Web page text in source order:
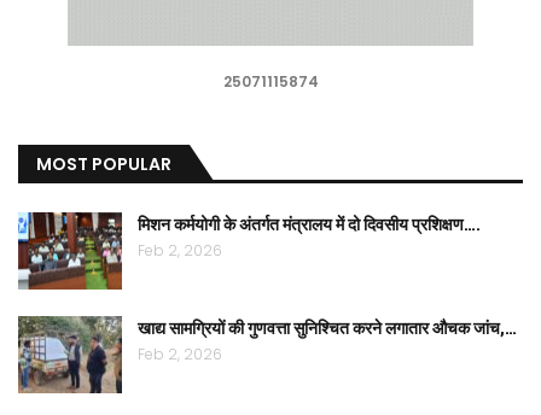
25071115874
MOST POPULAR
मिशन कर्मयोगी के अंतर्गत मंत्रालय में दो दिवसीय प्रशिक्षण….
Feb 2, 2026
खाद्य सामग्रियों की गुणवत्ता सुनिश्चित करने लगातार औचक जांच,…
Feb 2, 2026